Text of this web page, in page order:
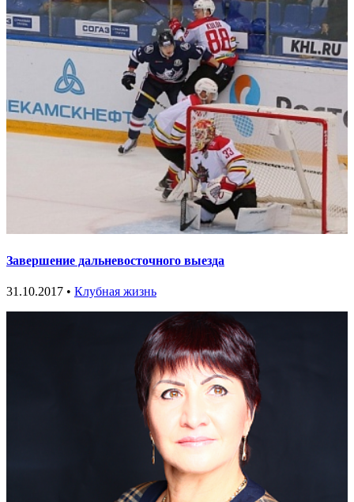
Завершение дальневосточного выезда
31.10.2017 • Клубная жизнь